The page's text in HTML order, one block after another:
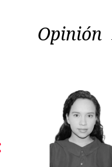
Opinión